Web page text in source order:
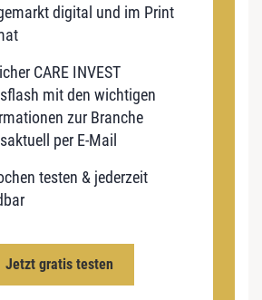
digital und im Print
CARE INVEST
mit den wichtigen
zur Branche
per E-Mail
testen & jederzeit
Jetzt gratis testen